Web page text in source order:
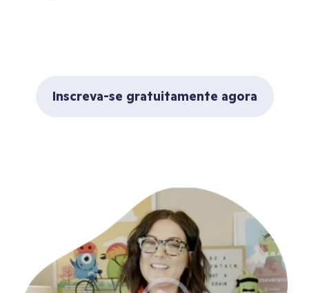
Inscreva-se gratuitamente agora